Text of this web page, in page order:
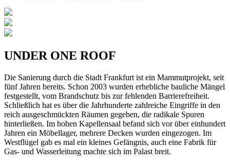
UNDER ONE ROOF
Die Sanierung durch die Stadt Frankfurt ist ein Mammutprojekt, seit
fünf Jahren bereits. Schon 2003 wurden erhebliche bauliche Mängel
festgestellt, vom Brandschutz bis zur fehlenden Barrierefreiheit.
Schließlich hat es über die Jahrhunderte zahlreiche Eingriffe in den
reich ausgeschmückten Räumen gegeben, die radikale Spuren
hinterließen. Im hohen Kapellensaal befand sich vor über einhundert
Jahren ein Möbellager, mehrere Decken wurden eingezogen. Im
Westflügel gab es mal ein kleines Gefängnis, auch eine Fabrik für
Gas- und Wasserleitung machte sich im Palast breit.